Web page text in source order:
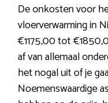
De onkosten voor
vloerverwarming in
€1175,00 tot
af van allemaal
het nogal uit of je
Noemenswaardige